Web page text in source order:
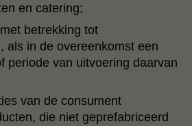
en catering;
betrekking tot
als in de overeenkomst een
periode van uitvoering daarvan
van de consument
die niet geprefabriceerd